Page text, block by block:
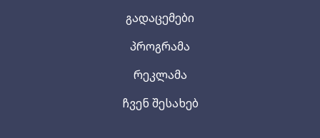
გადაცემები
პროგრამა
რეკლამა
ჩვენ შესახებ